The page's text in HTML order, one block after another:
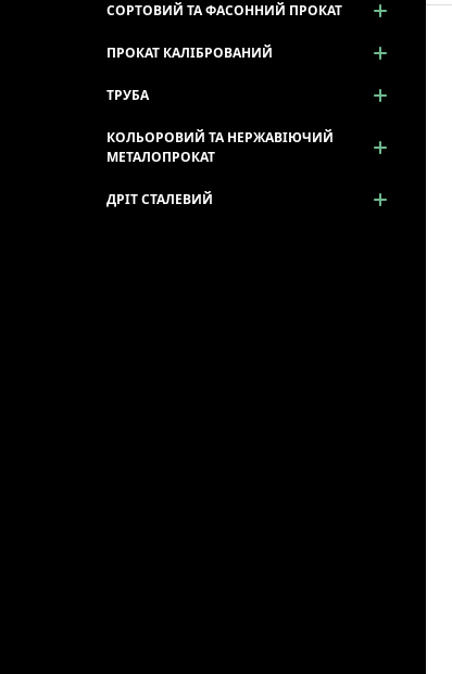
СОРТОВИЙ ТА ФАСОННИЙ ПРОКАТ
ПРОКАТ КАЛІБРОВАНИЙ
ТРУБА
КОЛЬОРОВИЙ ТА НЕРЖАВІЮЧИЙ
МЕТАЛОПРОКАТ
ДРІТ СТАЛЕВИЙ